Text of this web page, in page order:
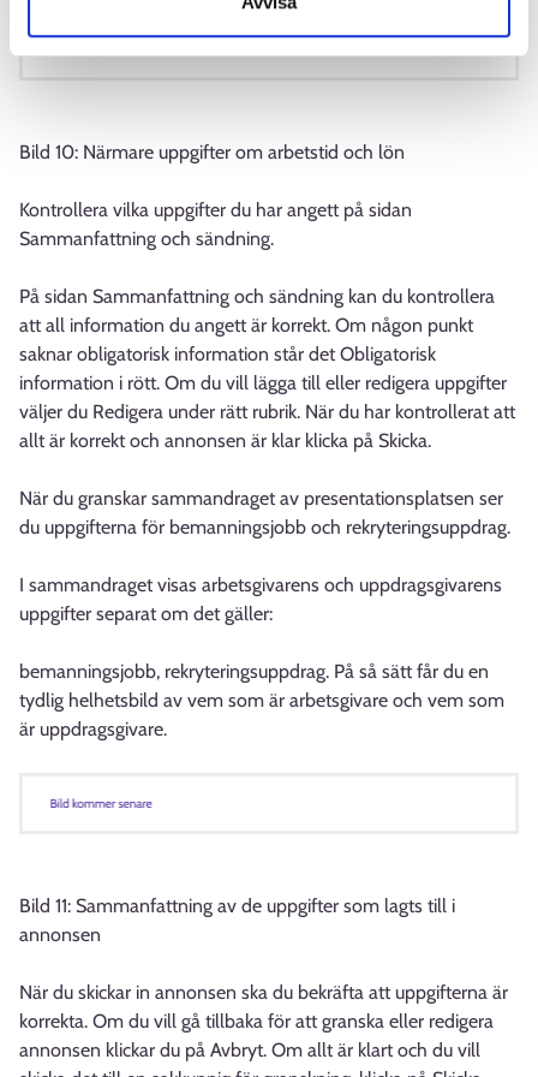
Bild 10: Närmare uppgifter om arbetstid och lön
Kontrollera vilka uppgifter du har angett på sidan
Sammanfattning och sändning.
På sidan Sammanfattning och sändning kan du kontrollera
att all information du angett är korrekt. Om någon punkt
saknar obligatorisk information står det Obligatorisk
information i rött. Om du vill lägga till eller redigera uppgifter
väljer du Redigera under rätt rubrik. När du har kontrollerat att
allt är korrekt och annonsen är klar klicka på Skicka.
När du granskar sammandraget av presentationsplatsen ser
du uppgifterna för bemanningsjobb och rekryteringsuppdrag.
I sammandraget visas arbetsgivarens och uppdragsgivarens
uppgifter separat om det gäller:
bemanningsjobb, rekryteringsuppdrag. På så sätt får du en
tydlig helhetsbild av vem som är arbetsgivare och vem som
är uppdragsgivare.
Bild 11: Sammanfattning av de uppgifter som lagts till i
annonsen
När du skickar in annonsen ska du bekräfta att uppgifterna är
korrekta. Om du vill gå tillbaka för att granska eller redigera
annonsen klickar du på Avbryt. Om allt är klart och du vill